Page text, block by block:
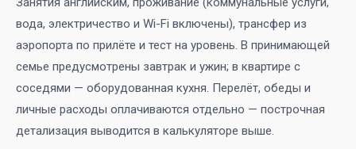
вода, электричество и Wi-Fi включены), трансфер из
аэропорта по прилёте и тест на уровень. В принимающей
семье предусмотрены завтрак и ужин; в квартире с
соседями — оборудованная кухня. Перелёт, обеды и
личные расходы оплачиваются отдельно — построчная
детализация выводится в калькуляторе выше.